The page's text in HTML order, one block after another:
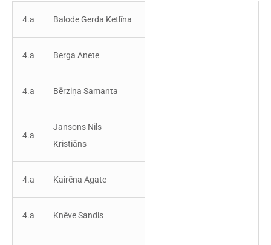
4.a Balode Gerda Ketlīna
4.a Berga Anete
4.a Bērziņa Samanta
4.a
Jansons Nils
Kristiāns
4.a Kairēna Agate
4.a Knēve Sandis